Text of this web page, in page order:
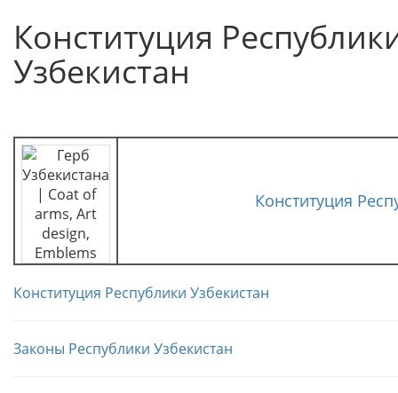
Конституция
Узбекистан
Конституция
Конституция Республики Узбекистан
Законы Республики Узбекистан